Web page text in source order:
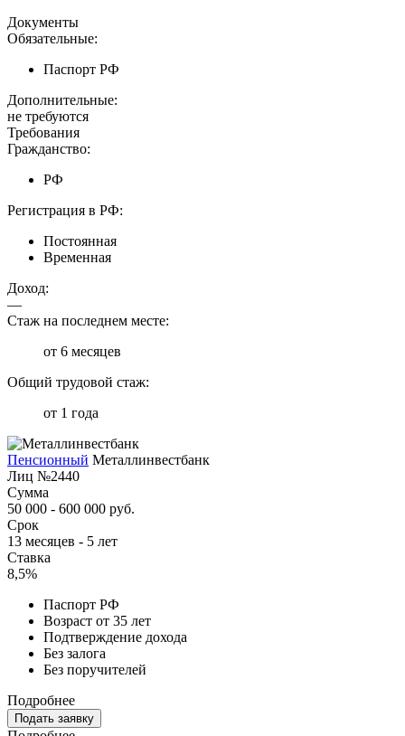
Документы
Обязательные:
Паспорт РФ
Дополнительные:
не требуются
Требования
Гражданство:
РФ
Регистрация в РФ:
Постоянная
Временная
Доход:
—
Стаж на последнем месте:
от 6 месяцев
Общий трудовой стаж:
от 1 года
Пенсионный Металлинвестбанк
Лиц №2440
Сумма
50 000 - 600 000 руб.
Срок
13 месяцев - 5 лет
Ставка
8,5%
Паспорт РФ
Возраст от 35 лет
Подтверждение дохода
Без залога
Без поручителей
Подробнее
Подать заявку